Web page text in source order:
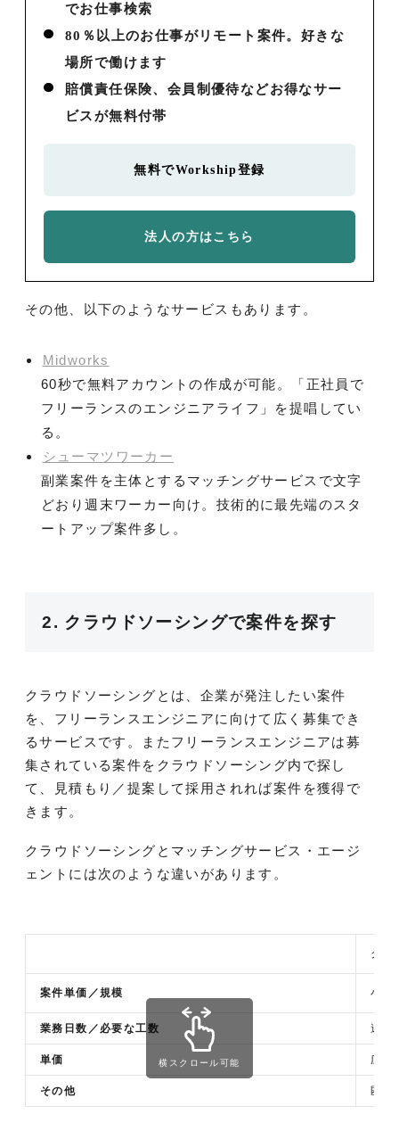
でお仕事検索
80％以上のお仕事がリモート案件。好きな
場所で働けます
賠償責任保険、会員制優待などお得なサー
ビスが無料付帯
無料でWorkship登録
法人の方はこちら
その他、以下のようなサービスもあります。
Midworks
60秒で無料アカウントの作成が可能。「正社員で
フリーランスのエンジニアライフ」を提唱してい
る。
シューマツワーカー
副業案件を主体とするマッチングサービスで文字
どおり週末ワーカー向け。技術的に最先端のスタ
ートアップ案件多し。
2. クラウドソーシングで案件を探す
クラウドソーシングとは、企業が発注したい案件
を、フリーランスエンジニアに向けて広く募集でき
るサービスです。またフリーランスエンジニアは募
集されている案件をクラウドソーシング内で探し
て、見積もり／提案して採用されれば案件を獲得で
きます。
クラウドソーシングとマッチングサービス・エージ
ェントには次のような違いがあります。
クラ
案件単価／規模 小さ
業務日数／必要な工数 週5
単価 広く
その他 匿名
横スクロール可能